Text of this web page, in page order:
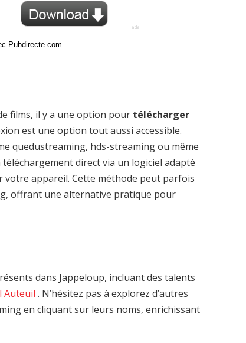
Pubdirecte.com
films, il y a une option pour télécharger
est une option tout aussi accessible.
quedustreaming, hds-streaming ou même
direct via un logiciel adapté
votre appareil. Cette méthode peut parfois
offrant une alternative pratique pour
dans Jappeloup, incluant des talents
Auteuil . N’hésitez pas à explorez d’autres
en cliquant sur leurs noms, enrichissant